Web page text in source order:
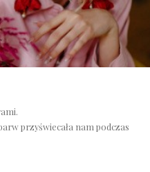
przyświecała nam podczas